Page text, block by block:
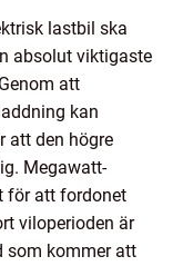
lastbil ska
absolut viktigaste
att
kan
att den högre
Megawatt-
för att fordonet
viloperioden är
som kommer att